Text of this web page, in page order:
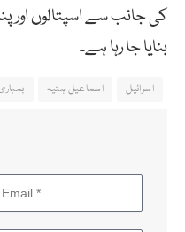
کی جانب سے اسپتالوں اور
بنایا جا رہا ہے۔
اسرائیل اسماعیل ہنیہ